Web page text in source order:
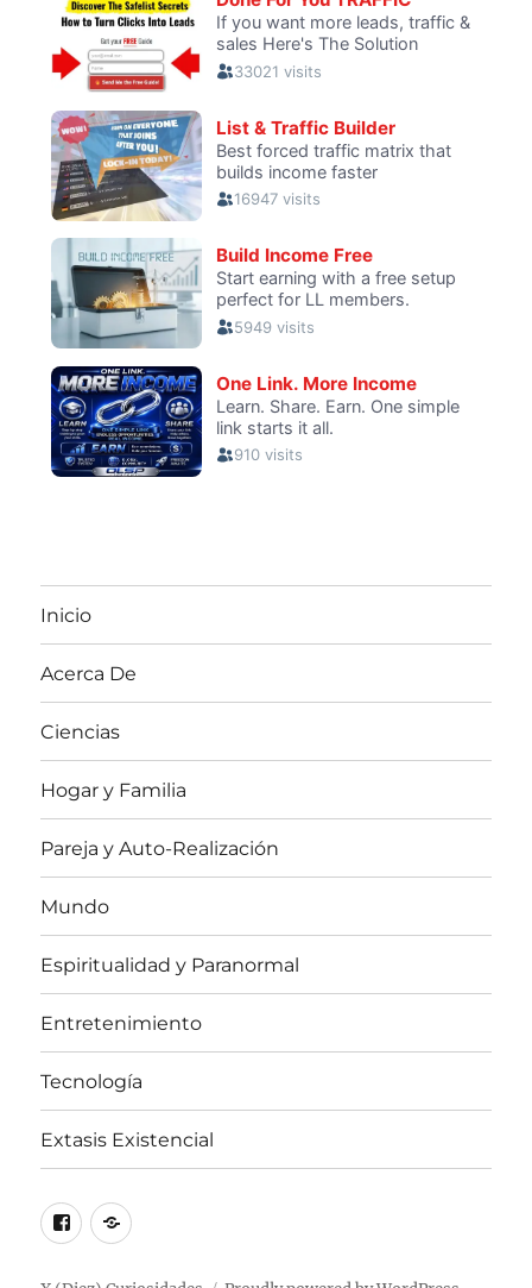
Inicio
Acerca De
Ciencias
Hogar y Familia
Pareja y Auto-Realización
Mundo
Espiritualidad y Paranormal
Entretenimiento
Tecnología
Extasis Existencial
Facebook
X